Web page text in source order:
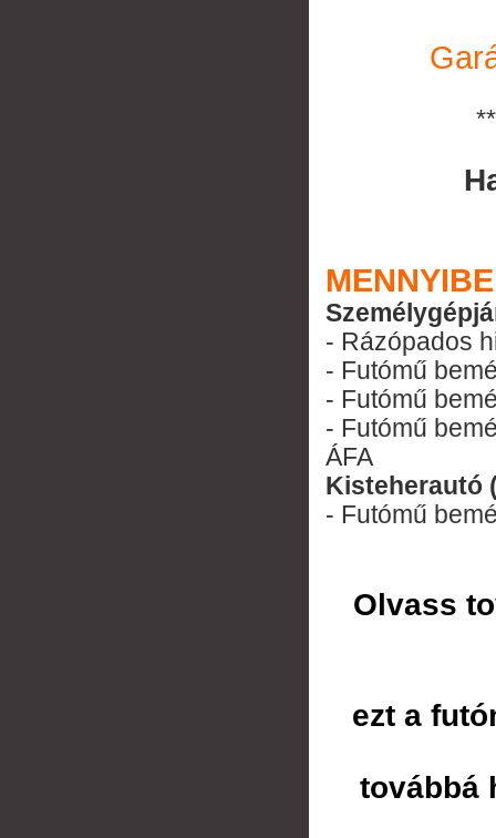
- Rázópados
- Futómű
- Futómű
- Futómű
ÁFA
Kisteherautó
- Futómű
Olvass
ezt a
továbbá